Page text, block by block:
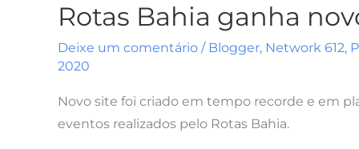
Rotas Bahia ganha
Deixe um comentário / Blogger, Network 612,
2020
Novo site foi criado em tempo recorde e em
eventos realizados pelo Rotas Bahia.